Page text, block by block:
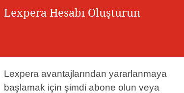
Lexpera Hesabı Oluşturun
Lexpera avantajlarından yararlanmaya
başlamak için şimdi abone olun veya